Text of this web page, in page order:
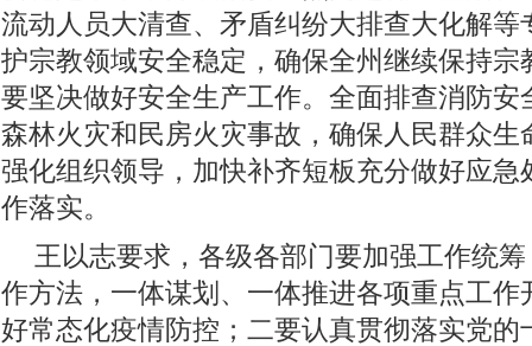
流动人员大清查、矛盾纠纷大排查大化解等
护宗教领域安全稳定，确保全州继续保持宗
要坚决做好安全生产工作。全面排查消防安
森林火灾和民房火灾事故，确保人民群众生
强化组织领导，加快补齐短板充分做好应急
作落实。
王以志要求，各级各部门要加强工作统
作方法，一体谋划、一体推进各项重点工作
好常态化疫情防控；二要认真贯彻落实党的